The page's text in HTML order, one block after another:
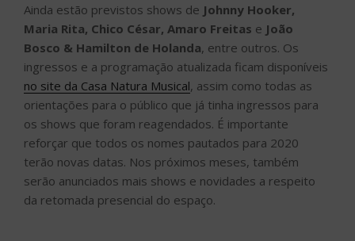
Ainda estão previstos shows de Johnny Hooker,
Maria Rita, Chico César, Amaro Freitas e João
Bosco & Hamilton de Holanda, entre outros. Os
ingressos e a programação atualizada ficam disponíveis
no site da Casa Natura Musical, assim como todas as
orientações para o público que já tinha ingressos para
os shows que foram reagendados. É importante
reforçar que todos os nomes pautados para 2020
terão novas datas. Nos próximos meses, também
serão anunciados mais shows e novidades a respeito
da retomada presencial do espaço.